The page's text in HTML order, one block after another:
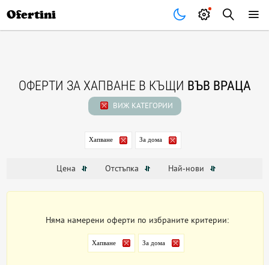
Ofertini
ОФЕРТИ ЗА ХАПВАНЕ В КЪЩИ ВЪВ ВРАЦА
ВИЖ КАТЕГОРИИ
Хапване За дома
Цена Отстъпка Най-нови
Няма намерени оферти по избраните критерии:
Хапване За дома